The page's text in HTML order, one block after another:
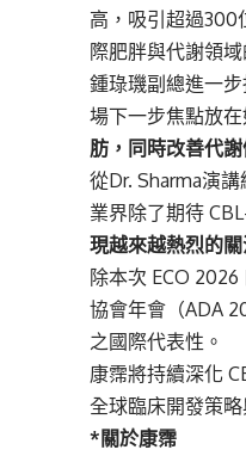
高，吸引超過300
際肥胖與代謝領
鍾琭璣副總進一
場下一步焦點放
肪，同時改善代
從Dr. Sharma演
業界除了期待
現越來越熱烈的關
除本次 ECO 2026
協會年會（ADA
之國際代表性。
康霈將持續深化
全球臨床開發策
*關於康霈